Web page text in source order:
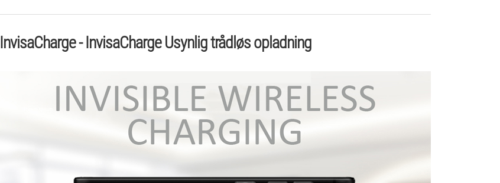
InvisaCharge - InvisaCharge Usynlig trådløs opladning